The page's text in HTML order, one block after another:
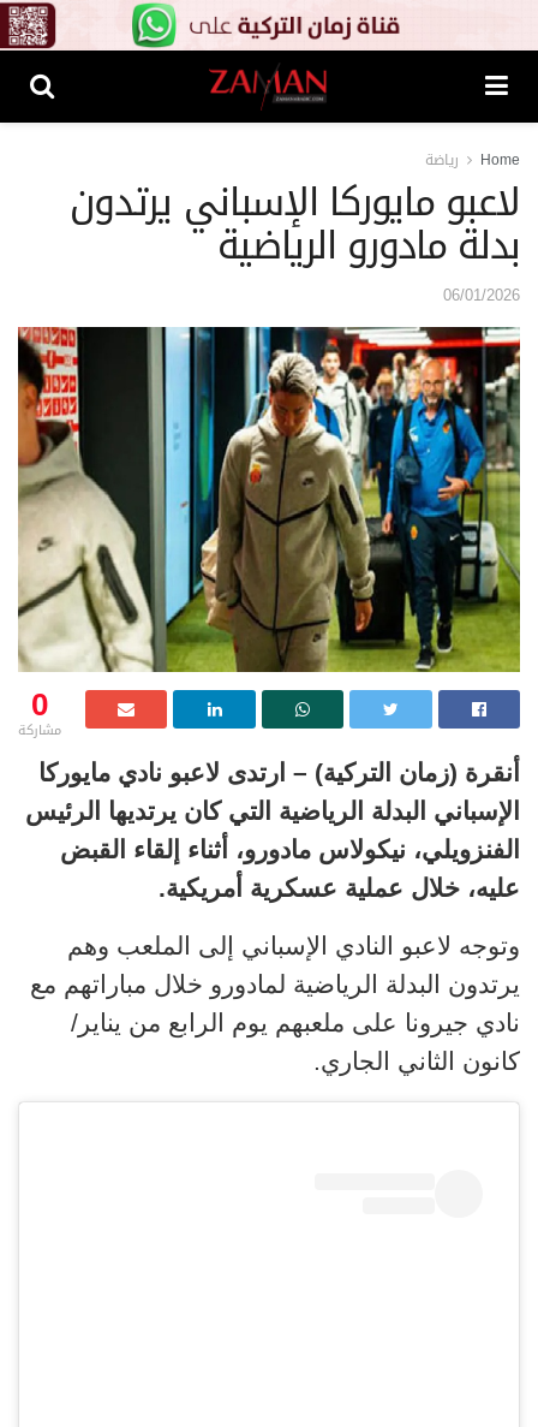
Home رياضة
لاعبو مايوركا الإسباني يرتدون
بدلة مادورو الرياضية
06/01/2026
0
مشاركة
أنقرة (زمان التركية) – ارتدى لاعبو نادي مايوركا
الإسباني البدلة الرياضية التي كان يرتديها الرئيس
الفنزويلي، نيكولاس مادورو، أثناء إلقاء القبض
عليه، خلال عملية عسكرية أمريكية.
وتوجه لاعبو النادي الإسباني إلى الملعب وهم
يرتدون البدلة الرياضية لمادورو خلال مباراتهم مع
نادي جيرونا على ملعبهم يوم الرابع من يناير/
كانون الثاني الجاري.